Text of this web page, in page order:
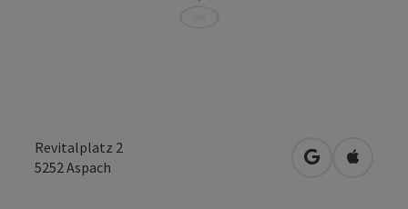
Revitalplatz 2
5252 Aspach in Google
in